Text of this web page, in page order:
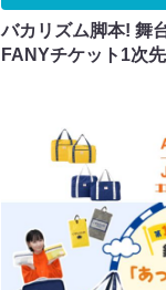
バカリズム脚本! 舞
FANYチケット1次